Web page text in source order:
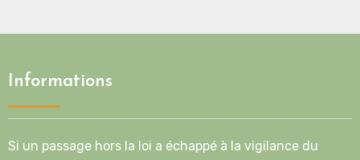
Informations
Si un passage hors la loi a échappé à la vigilance du